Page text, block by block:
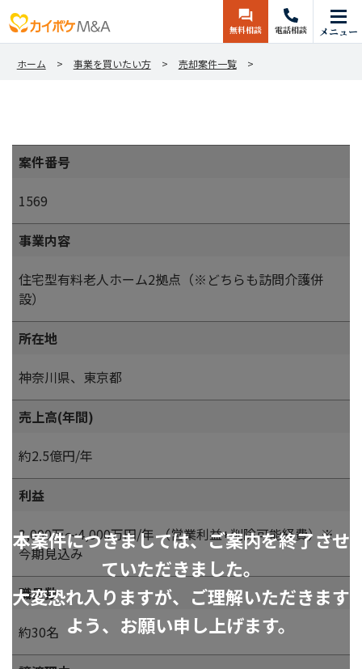
無料相談 電話相談 メニュー
ホーム 事業を買いたい方 売却案件一覧
本案件につきましては、ご案内を終了させ
ていただきました。
大変恐れ入りますが、ご理解いただきます
よう、お願い申し上げます。
案件番号
1569
事業内容
住宅型有料老人ホーム2拠点（※どちらも訪問介護併
設）
所在地
神奈川県、東京都
売上高(年間)
約2.5億円/年
利益
3,000万～4,000万円/年 （営業利益+削除可能経費）※
今期見込み
職員数
約30名